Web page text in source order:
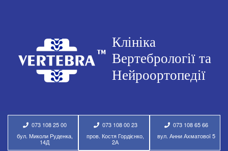
073 108 25 00
бул. Миколи Руденка,
14Д
073 108 00 23
пров. Костя Гордієнко,
2А
073 108 65 66
вул. Анни Ахматової 5